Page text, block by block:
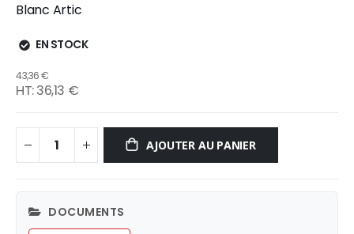
Blanc Artic
EN STOCK
43,36 €
36,13 €
AJOUTER AU PANIER
DOCUMENTS